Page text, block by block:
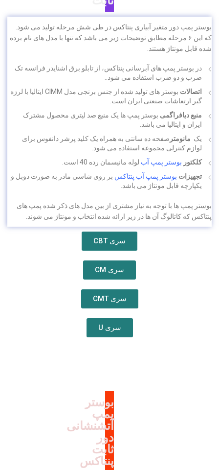
بوستر پمپ دور متغیر آبیاری پنتاکس در طی شش مرحله تولید می شود.
که این ۶ مرحله مطابق توضیحات زیر می باشد که تنها با مدل های نام برده
شده قابل مونتاژ هستند.
در بوستر پمپ های آبرسانی پنتاکس، از تابلو برق اشنایدر فرانسه تک
ضرب و دو ضرب استفاده می شود..
اتصالات
بوستر های تولید شده از جنس برنجی مدل CIMM ایتالیا با لرزه
گیر ارتعاشات صنعتی ایران است.
منبع دیافراگمی بوستر پمپ ها یک منبع صد لیتری محصول مشترک
ایران و ایتالیا می باشد.
یک مانومتر صفحه ده سانتی به همراه یک کلید پرشر دانفوس برای
لوازم کنترلی مجموعه استفاده می شود.
کلکتور بوستر پمپ آب لوله مانیسمان رده 40 است.
تجهیزات بوستر پمپ آب پنتاکس بر روی شاسی مادر به صورت دوبل و
یکپارچه قابل مونتاژ می باشد.
بوستر پمپ ها با توجه به نیاز مشتری از بین مدل های ذکر شده پمپ های
پنتاکس که کاتالوگ آن ها در زیر ارائه شده انتخاب و مونتاژ می شوند.
سری CBT
سری CM
سری CMT
سری U
بوستر
پمپ
آتشنشانی
دور
ثابت
پنتاکس